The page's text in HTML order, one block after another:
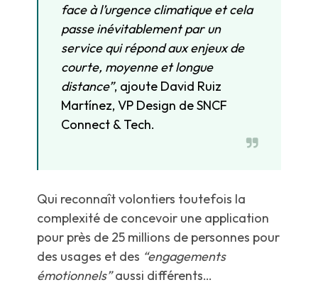
face à l’urgence climatique et cela
passe inévitablement par un
service qui répond aux enjeux de
courte, moyenne et longue
distance”, ajoute David Ruiz
Martínez, VP Design de SNCF
Connect & Tech.
Qui reconnaît volontiers toutefois la
complexité de concevoir une application
pour près de 25 millions de personnes pour
des usages et des “engagements
émotionnels”aussi différents…